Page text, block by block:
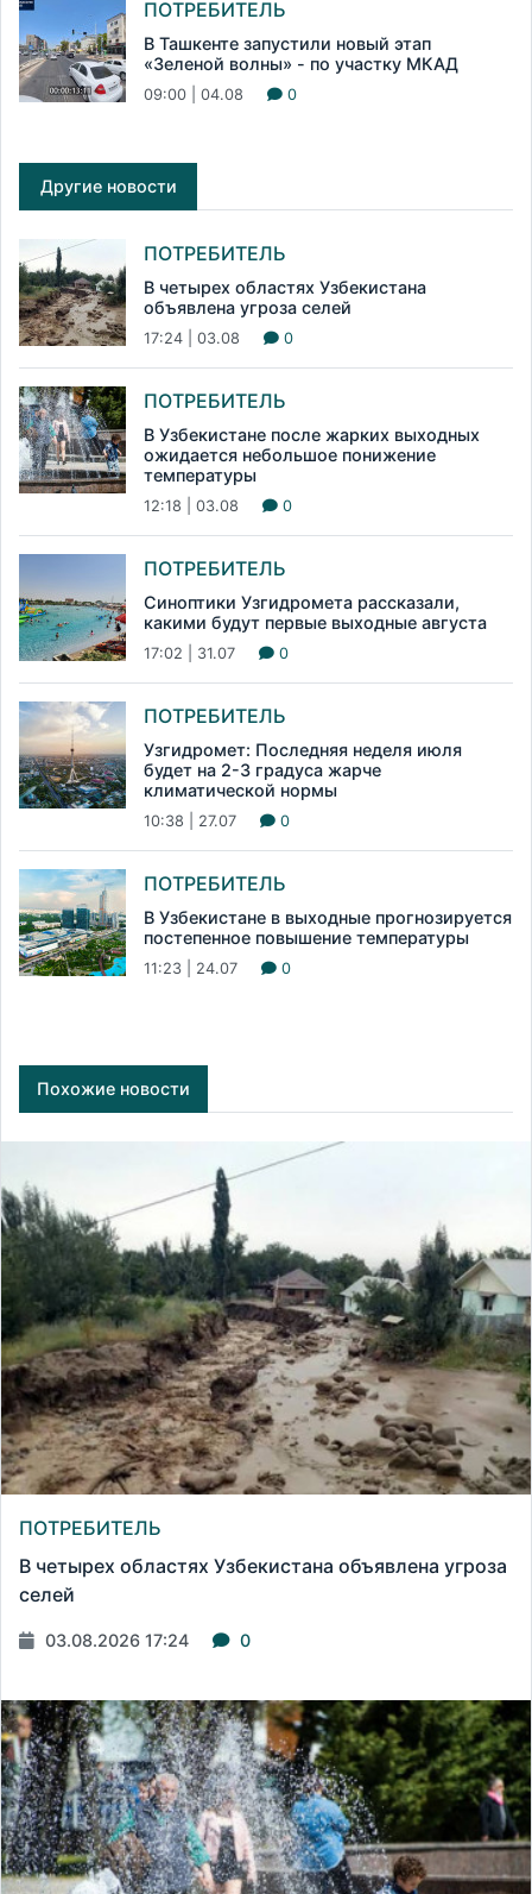
ПОТРЕБИТЕЛЬ
В Ташкенте запустили новый этап
«Зеленой волны» - по участку МКАД
09:00 | 04.08 0
Другие новости
ПОТРЕБИТЕЛЬ
В четырех областях Узбекистана
объявлена угроза селей
17:24 | 03.08 0
ПОТРЕБИТЕЛЬ
В Узбекистане после жарких выходных
ожидается небольшое понижение
температуры
12:18 | 03.08 0
ПОТРЕБИТЕЛЬ
Синоптики Узгидромета рассказали,
какими будут первые выходные августа
17:02 | 31.07 0
ПОТРЕБИТЕЛЬ
Узгидромет: Последняя неделя июля
будет на 2-3 градуса жарче
климатической нормы
10:38 | 27.07 0
ПОТРЕБИТЕЛЬ
В Узбекистане в выходные прогнозируется
постепенное повышение температуры
11:23 | 24.07 0
Похожие новости
ПОТРЕБИТЕЛЬ
В четырех областях Узбекистана объявлена угроза
селей
03.08.2026 17:24 0